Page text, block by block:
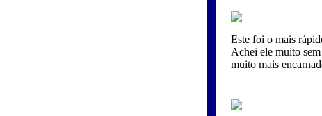
Este foi o mais
Achei ele muito
muito mais